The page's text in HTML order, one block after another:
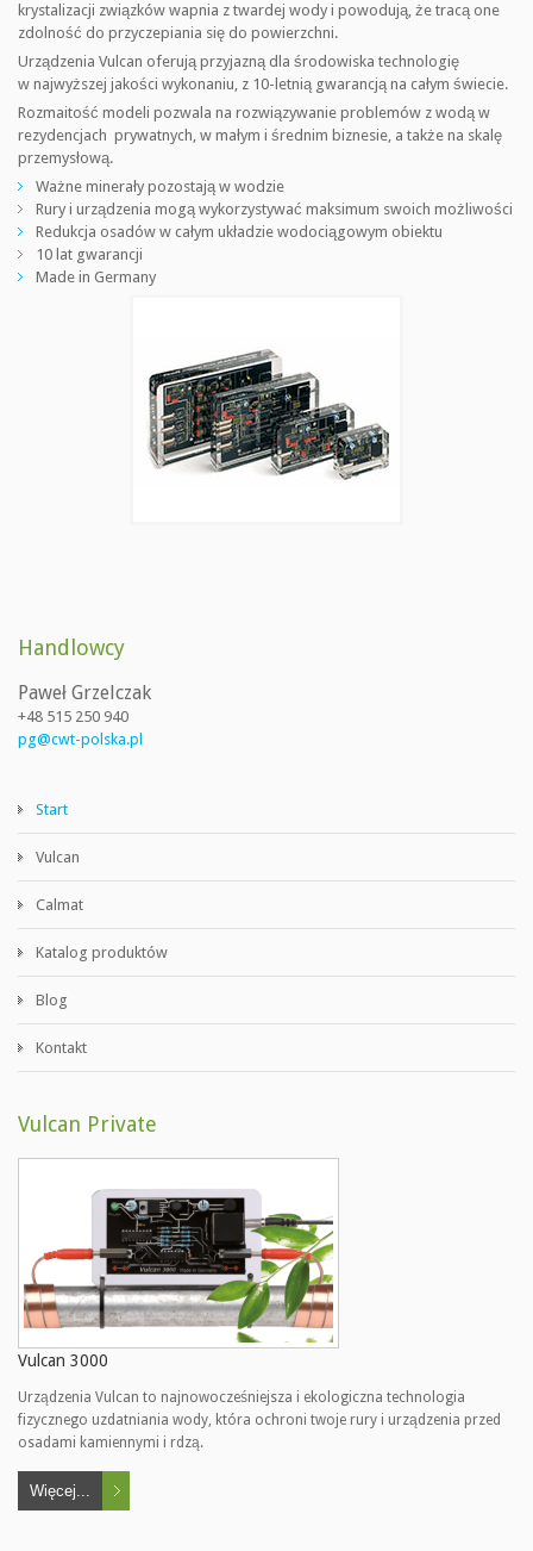
krystalizacji związków wapnia z twardej wody i powodują, że tracą one
zdolność do przyczepiania się do powierzchni.
Urządzenia Vulcan oferują przyjazną dla środowiska technologię
w najwyższej jakości wykonaniu, z 10-letnią gwarancją na całym świecie.
Rozmaitość modeli pozwala na rozwiązywanie problemów z wodą w
rezydencjach prywatnych, w małym i średnim biznesie, a także na skalę
przemysłową.
Ważne minerały pozostają w wodzie
Rury i urządzenia mogą wykorzystywać maksimum swoich możliwości
Redukcja osadów w całym układzie wodociągowym obiektu
10 lat gwarancji
Made in Germany
Handlowcy
Paweł Grzelczak
+48 515 250 940
pg@cwt-polska.pl
Start
Vulcan
Calmat
Katalog produktów
Blog
Kontakt
Vulcan Private
Vulcan 3000
Urządzenia Vulcan to najnowocześniejsza i ekologiczna technologia
fizycznego uzdatniania wody, która ochroni twoje rury i urządzenia przed
osadami kamiennymi i rdzą.
Więcej...